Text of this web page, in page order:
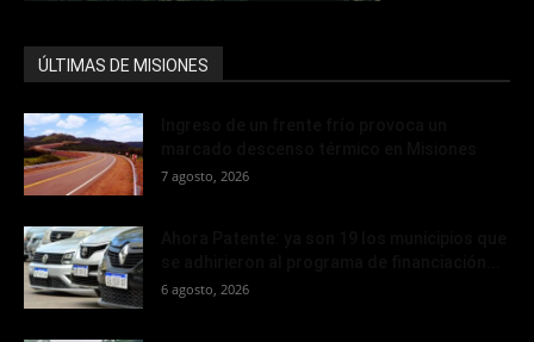
ÚLTIMAS DE MISIONES
7 agosto, 2026
6 agosto, 2026